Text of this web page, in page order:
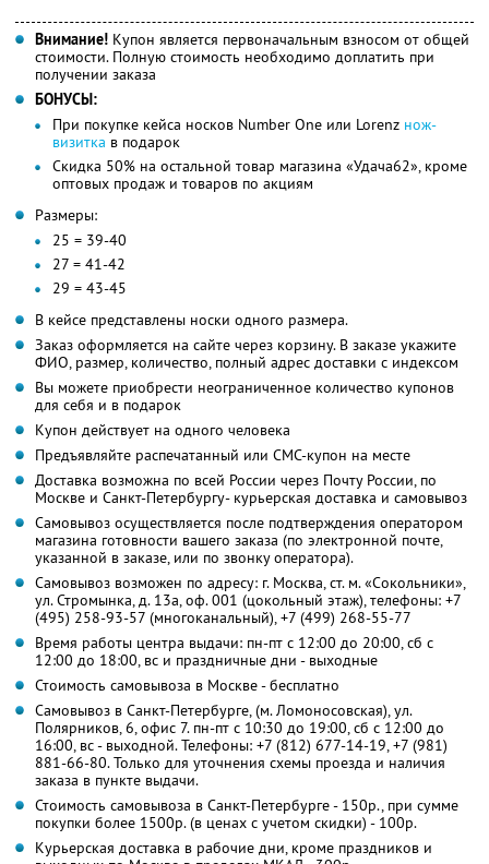
Внимание! Купон является первоначальным взносом от общей
стоимости. Полную стоимость необходимо доплатить при
получении заказа
БОНУСЫ:
При покупке кейса носков Number One или Lorenz нож-
визитка в подарок
Скидка 50% на остальной товар магазина «Удача62», кроме
оптовых продаж и товаров по акциям
Размеры:
25 = 39-40
27 = 41-42
29 = 43-45
В кейсе представлены носки одного размера.
Заказ оформляется на сайте через корзину. В заказе укажите
ФИО, размер, количество, полный адрес доставки с индексом
Вы можете приобрести неограниченное количество купонов
для себя и в подарок
Купон действует на одного человека
Предъявляйте распечатанный или СМС-купон на месте
Доставка возможна по всей России через Почту России, по
Москве и Санкт-Петербургу- курьерская доставка и самовывоз
Самовывоз осуществляется после подтверждения оператором
магазина готовности вашего заказа (по электронной почте,
указанной в заказе, или по звонку оператора).
Самовывоз возможен по адресу: г. Москва, ст. м. «Сокольники»,
ул. Стромынка, д. 13а, оф. 001 (цокольный этаж), телефоны: +7
(495) 258-93-57 (многоканальный), +7 (499) 268-55-77
Время работы центра выдачи: пн-пт с 12:00 до 20:00, сб с
12:00 до 18:00, вс и праздничные дни - выходные
Стоимость самовывоза в Москве - бесплатно
Самовывоз в Санкт-Петербурге, (м. Ломоносовская), ул.
Полярников, 6, офис 7. пн-пт с 10:30 до 19:00, сб с 12:00 до
16:00, вс - выходной. Телефоны: +7 (812) 677-14-19, +7 (981)
881-66-80. Только для уточнения схемы проезда и наличия
заказа в пункте выдачи.
Стоимость самовывоза в Санкт-Петербурге - 150р., при сумме
покупки более 1500р. (в ценах с учетом скидки) - 100р.
Курьерская доставка в рабочие дни, кроме праздников и